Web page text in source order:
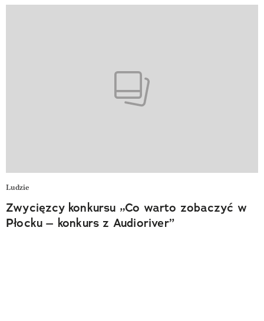
Ludzie
Zwycięzcy konkursu „Co warto zobaczyć w
Płocku – konkurs z Audioriver”